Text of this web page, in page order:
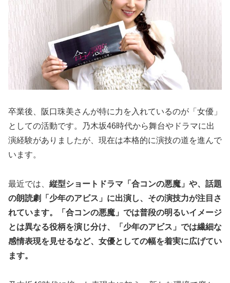
卒業後、阪口珠美さんが特に力を入れているのが「女優」
としての活動です。乃木坂46時代から舞台やドラマに出
演経験がありましたが、現在は本格的に演技の道を進んで
います。
最近では、 縦型ショートドラマ「合コンの悪魔」や、話題
の朗読劇「少年のアビス」に出演し、その演技力が注目さ
れています。「合コンの悪魔」では普段の明るいイメージ
とは異なる役柄を演じ分け、「少年のアビス」では繊細な
感情表現を見せるなど、女優としての幅を着実に広げてい
ます。